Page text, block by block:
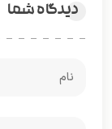
دیدگاه شما